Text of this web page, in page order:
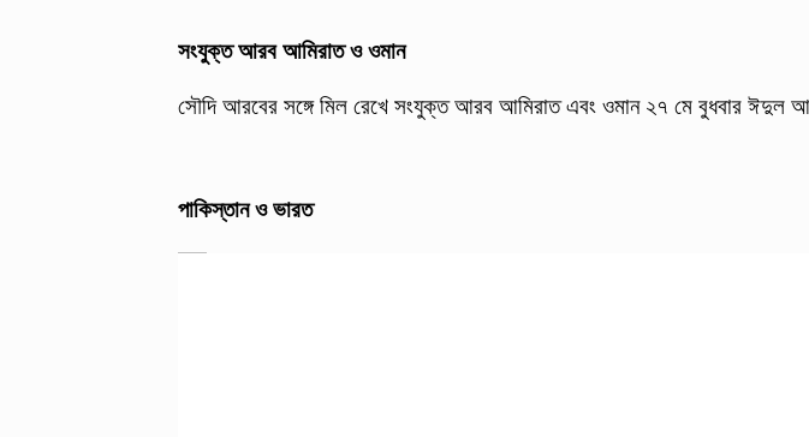
সংযুক্ত আরব আমিরাত ও ওমান
সৌদি আরবের সঙ্গে মিল রেখে সংযুক্ত আরব আমিরাত এবং ওমান ২৭ মে বুধবার ঈদুল
পাকিস্তান ও ভারত